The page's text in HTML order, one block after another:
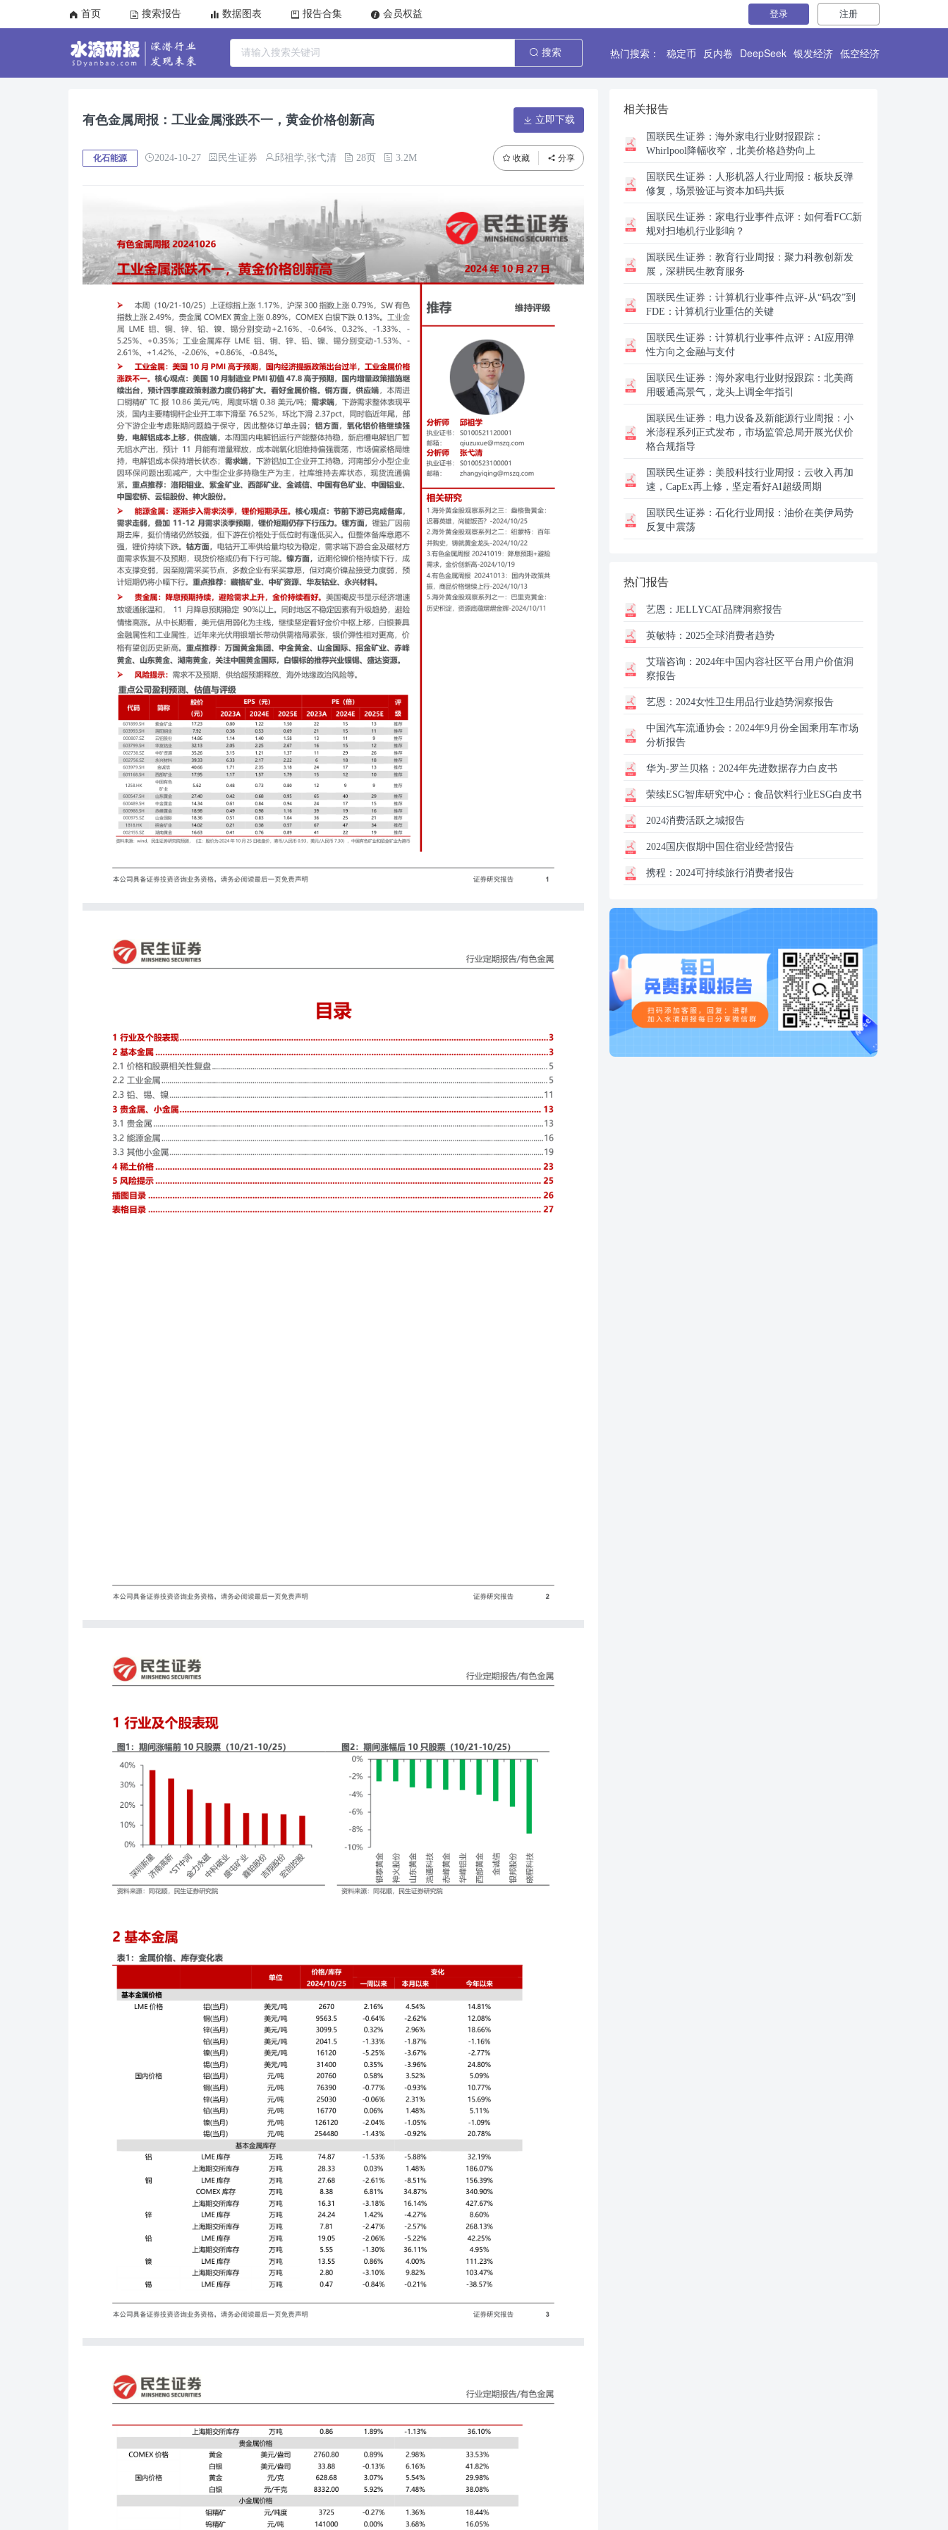
首页 搜索报告 数据图表 报告合集 会员权益 登录 注册
搜索 热门搜索： 稳定币 反内卷 DeepSeek 银发经济 低空经济
有色金属周报：工业金属涨跌不一，黄金价格创新高 立即下载
化石能源 2024-10-27 民生证券 邱祖学,张弋清 28页 3.2M 收藏 分享
相关报告
国联民生证券： 海外家电行业财报跟踪：
Whirlpool降幅收窄，北美价格趋势向上
国联民生证券： 人形机器人行业周报：板块反弹
修复，场景验证与资本加码共振
国联民生证券： 家电行业事件点评：如何看FCC新
规对扫地机行业影响？
国联民生证券： 教育行业周报：聚力科教创新发
展，深耕民生教育服务
国联民生证券： 计算机行业事件点评-从“码农”到
FDE：计算机行业重估的关键
国联民生证券： 计算机行业事件点评：AI应用弹
性方向之金融与支付
国联民生证券： 海外家电行业财报跟踪：北美商
用暖通高景气，龙头上调全年指引
国联民生证券： 电力设备及新能源行业周报：小
米澎程系列正式发布，市场监管总局开展光伏价
格合规指导
国联民生证券： 美股科技行业周报：云收入再加
速，CapEx再上修，坚定看好AI超级周期
国联民生证券： 石化行业周报：油价在美伊局势
反复中震荡
热门报告
艺恩： JELLYCAT品牌洞察报告
英敏特： 2025全球消费者趋势
艾瑞咨询： 2024年中国内容社区平台用户价值洞
察报告
艺恩： 2024女性卫生用品行业趋势洞察报告
中国汽车流通协会： 2024年9月份全国乘用车市场
分析报告
华为-罗兰贝格：2024年先进数据存力白皮书
荣续ESG智库研究中心： 食品饮料行业ESG白皮书
2024消费活跃之城报告
2024国庆假期中国住宿业经营报告
携程： 2024可持续旅行消费者报告